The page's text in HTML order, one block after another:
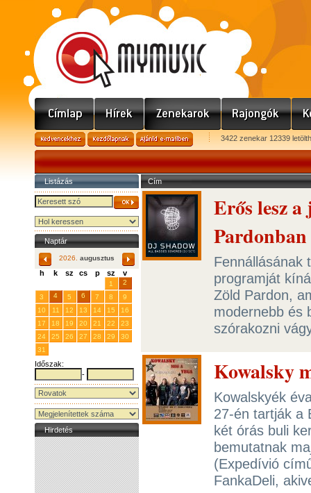
3422 zenekar 12339
Listázás
Naptár
2026. augusztus
h k sz cs p sz v
1
2
3
4 5 6 7 8
9
10
11 12 13 14 15
16
17
18 19 20 21 22
23
24
25 26 27 28 29
30
31
Időszak:
-
Hirdetés
Cím
Erős lesz
Pardonban
Fennállásának
programját
Zöld Pardon,
modernebb és
szórakozni
Kowalsky
Kowalskyék
27-én tartják a
két órás buli
bemutatnak
(Expedívió
FankaDeli,